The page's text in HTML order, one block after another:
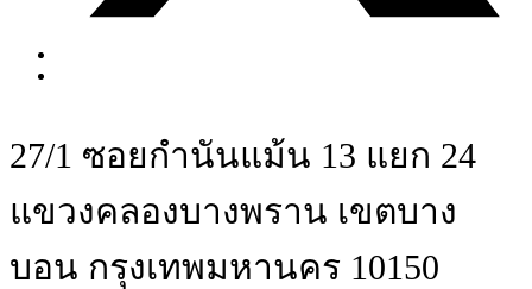
27/1 ซอยกำนันแม้น 13 แยก 24
แขวงคลองบางพราน เขตบาง
บอน กรุงเทพมหานคร 10150